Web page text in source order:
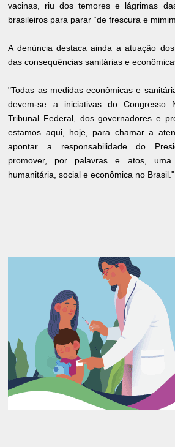
vacinas, riu dos temores e lágrimas
brasileiros para parar “de frescura e
A denúncia destaca ainda a atuação
das consequências sanitárias e
"Todas as medidas econômicas e
devem-se a iniciativas do Congresso
Tribunal Federal, dos governadores e
estamos aqui, hoje, para chamar a
apontar a responsabilidade do
promover, por palavras e atos, uma
humanitária, social e econômica no Brasil."